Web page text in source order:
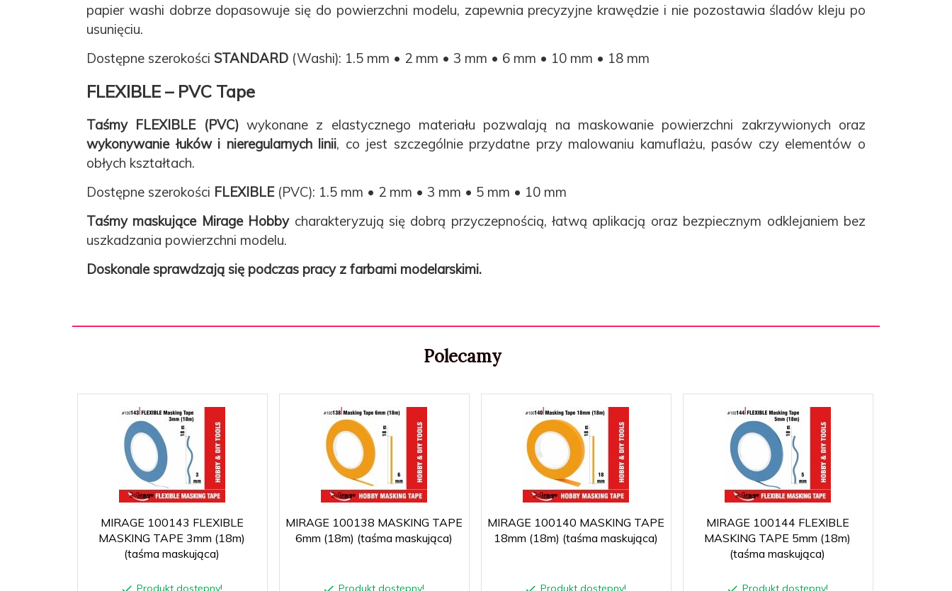
papier washi dobrze dopasowuje się do powierzchni modelu, zapewnia precyzyjne krawędzie i nie pozostawia śladów kleju po
usunięciu.
Dostępne szerokości STANDARD (Washi): 1.5 mm • 2 mm • 3 mm • 6 mm • 10 mm • 18 mm
FLEXIBLE – PVC Tape
Taśmy FLEXIBLE (PVC)wykonane z elastycznego materiału pozwalają na maskowanie powierzchni zakrzywionych oraz
wykonywanie łuków i nieregularnych linii, co jest szczególnie przydatne przy malowaniu kamuflażu, pasów czy elementów o
obłych kształtach.
Dostępne szerokości FLEXIBLE (PVC): 1.5 mm • 2 mm • 3 mm • 5 mm • 10 mm
Taśmy maskujące Mirage Hobbycharakteryzują się dobrą przyczepnością, łatwą aplikacją oraz bezpiecznym odklejaniem bez
uszkadzania powierzchni modelu.
Doskonale sprawdzają się podczas pracy z farbami modelarskimi.
Polecamy
MIRAGE 100143 FLEXIBLE
MASKING TAPE 3mm (18m)
(taśma maskująca)
Produkt dostępny!
MIRAGE 100138 MASKING TAPE
6mm (18m) (taśma maskująca)
Produkt dostępny!
MIRAGE 100140 MASKING TAPE
18mm (18m) (taśma maskująca)
Produkt dostępny!
MIRAGE 100144 FLEXIBLE
MASKING TAPE 5mm (18m)
(taśma maskująca)
Produkt dostępny!